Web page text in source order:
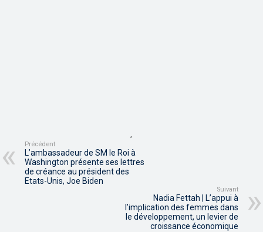
,
Précédent
L’ambassadeur de SM le Roi à
Washington présente ses lettres
de créance au président des
Etats-Unis, Joe Biden
Suivant
Nadia Fettah | L’appui à
l’implication des femmes dans
le développement, un levier de
croissance économique